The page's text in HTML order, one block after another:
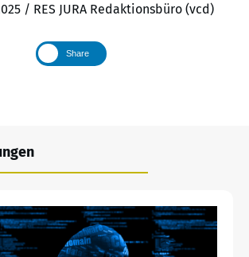
/ RES JURA Redaktionsbüro (vcd)
Share